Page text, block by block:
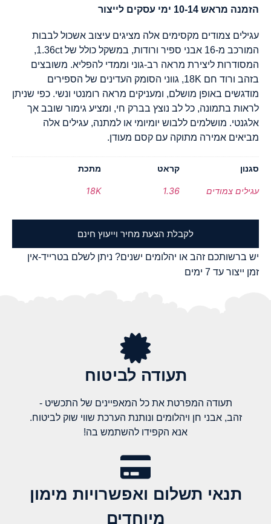
הזמנה מראש 10-14 ימי עסקים לייצור
עגילים צמודים מקסימים אלה מציגים עיצוב אשכול לבבות
המורכב מ-16 אבני ספיר ורודות, במשקל כולל של 1.36ct,
המסודרות ליצירת מראה רב-גוני וממדי להפליא. משובצים
בזהב ורוד חם 18K, גווני הסומק העדינים של הספירים
מודגשים באופן מושלם, ומעניקים מראה רומנטי ונשי. כפי שניתן
לראות בתמונה, כל לב נוצץ בברק חי, ומציע גימור שובב אך
אלגנטי. מושלמים ללבוש יומיומי או למתנה, עגילים אלה
מביאים אמירה מתוקה עם קסם מעודן.
סגנון
עגילים צמודים
קראט
1.36
מתכת
18K
לקבלת הצעת מחיר וייעוץ חינם
יש ברשותכם זהב או יהלומים ישנים? ניתן לשלם בטרייד-אין
זמן ייצור עד 7 ימים
תעודה לביטוח
תעודה המפרטת את כל המאפיינים של התכשיט -
זהב, אבני חן ויהלומים ונותנת הערכת שווי שוק לביטוח.
אנא הקפידו להשתמש בה!
תנאי תשלום ואפשרויות מימון
מיוחדים